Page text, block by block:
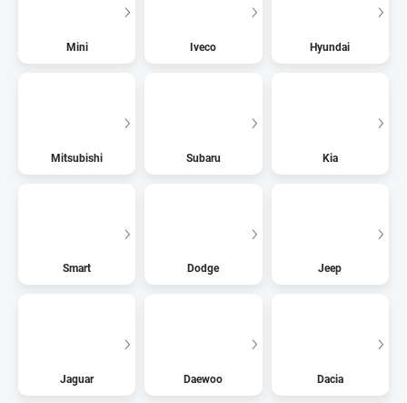
Mini Iveco Hyundai
Mitsubishi Subaru Kia
Smart Dodge Jeep
Jaguar Daewoo Dacia